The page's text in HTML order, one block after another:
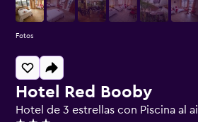
Hotel Red Booby
Hotel de 3 estrellas con Piscina al
Fotos